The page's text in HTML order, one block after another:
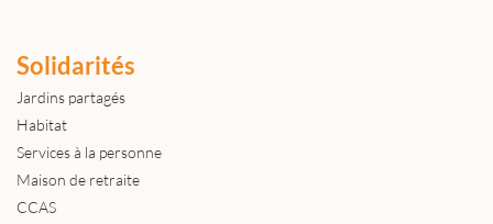
Solidarités
Jardins partagés
Habitat
Services à la personne
Maison de retraite
CCAS